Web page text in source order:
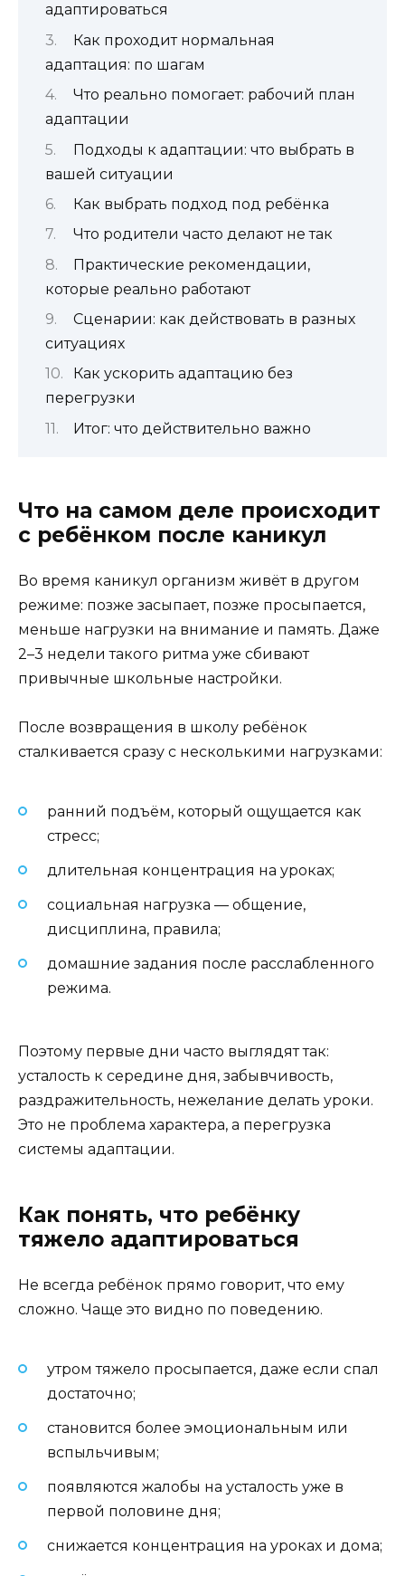
адаптироваться
Как проходит нормальная
адаптация: по шагам
Что реально помогает: рабочий план
адаптации
Подходы к адаптации: что выбрать в
вашей ситуации
Как выбрать подход под ребёнка
Что родители часто делают не так
Практические рекомендации,
которые реально работают
Сценарии: как действовать в разных
ситуациях
Как ускорить адаптацию без
перегрузки
Итог: что действительно важно
Что на самом деле происходит
с ребёнком после каникул
Во время каникул организм живёт в другом
режиме: позже засыпает, позже просыпается,
меньше нагрузки на внимание и память. Даже
2–3 недели такого ритма уже сбивают
привычные школьные настройки.
После возвращения в школу ребёнок
сталкивается сразу с несколькими нагрузками:
ранний подъём, который ощущается как
стресс;
длительная концентрация на уроках;
социальная нагрузка — общение,
дисциплина, правила;
домашние задания после расслабленного
режима.
Поэтому первые дни часто выглядят так:
усталость к середине дня, забывчивость,
раздражительность, нежелание делать уроки.
Это не проблема характера, а перегрузка
системы адаптации.
Как понять, что ребёнку
тяжело адаптироваться
Не всегда ребёнок прямо говорит, что ему
сложно. Чаще это видно по поведению.
утром тяжело просыпается, даже если спал
достаточно;
становится более эмоциональным или
вспыльчивым;
появляются жалобы на усталость уже в
первой половине дня;
снижается концентрация на уроках и дома;